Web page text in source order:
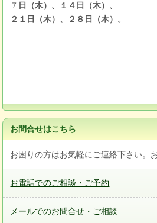
７ 日（木）、１４日（木）、
２１日（木）、２８日（木）。
お問合せはこちら
お困りの方はお気軽にご連絡下さい。
お電話でのご相談・ご予約
メールでのお問合せ・ご相談